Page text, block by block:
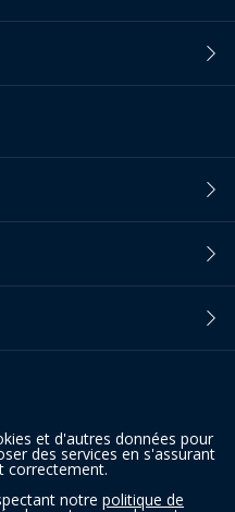
et d'autres données pour
des services en s'assurant
correctement.
notre politique de